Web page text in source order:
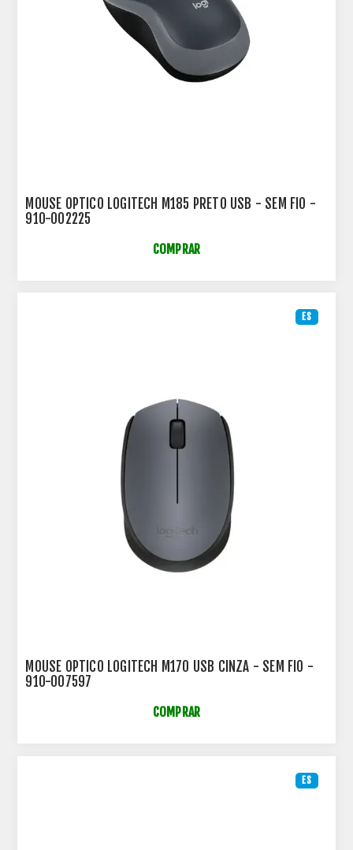
MOUSE OPTICO LOGITECH M185 PRETO USB - SEM FIO -
910-002225
COMPRAR
ES
MOUSE OPTICO LOGITECH M170 USB CINZA - SEM FIO -
910-007597
COMPRAR
ES